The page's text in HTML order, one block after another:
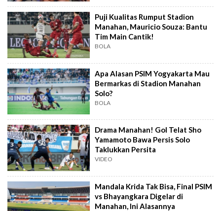
Puji Kualitas Rumput Stadion
Manahan, Mauricio Souza: Bantu
Tim Main Cantik!
BOLA
Apa Alasan PSIM Yogyakarta Mau
Bermarkas di Stadion Manahan
Solo?
BOLA
Drama Manahan! Gol Telat Sho
Yamamoto Bawa Persis Solo
Taklukkan Persita
VIDEO
Mandala Krida Tak Bisa, Final PSIM
vs Bhayangkara Digelar di
Manahan, Ini Alasannya